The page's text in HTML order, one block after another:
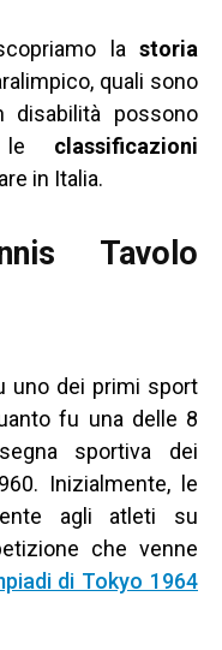
la storia
quali sono
disabilità possono
le classificazioni
in Italia.
Tavolo
uno dei primi sport
fu una delle 8
sportiva dei
Inizialmente, le
agli atleti su
che venne
di Tokyo 1964